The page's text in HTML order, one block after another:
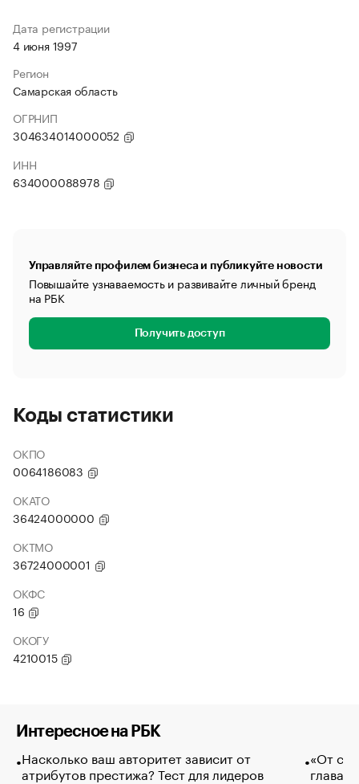
Дата регистрации
4 июня 1997
Регион
Самарская область
ОГРНИП
304634014000052
ИНН
634000088978
Управляйте профилем бизнеса и публикуйте новости
Повышайте узнаваемость и развивайте личный бренд
на РБК
Получить доступ
Коды статистики
ОКПО
0064186083
ОКАТО
36424000000
ОКТМО
36724000001
ОКФС
16
ОКОГУ
4210015
Интересное на РБК
Насколько ваш авторитет зависит от
атрибутов престижа? Тест для лидеров
«От
глава